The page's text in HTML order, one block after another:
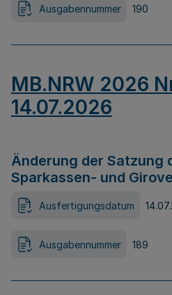
Ausgabennummer 190
MB.NRW 2026
14.07.2026
Änderung der Satzung
Sparkassen- und
Ausfertigungsdatum
Ausgabennummer 189